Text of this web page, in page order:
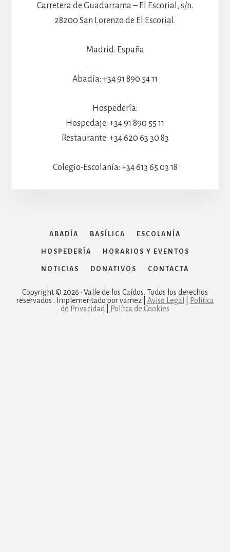
Carretera de Guadarrama – El Escorial, s/n.
28200 San Lorenzo de El Escorial.
Madrid. España
Abadía: +34 91 890 54 11
Hospedería:
Hospedaje: +34 91 890 55 11
Restaurante: +34 620 63 30 83
Colegio-Escolanía: +34 613 65 03 18
ABADÍA BASÍLICA ESCOLANÍA
HOSPEDERÍA HORARIOS Y EVENTOS
NOTICIAS DONATIVOS CONTACTA
Copyright © 2026 · Valle de los Caídos. Todos los derechos
reservados . Implementado por vamez | Aviso Legal
Política
de Privacidad
Polítca de Cookies